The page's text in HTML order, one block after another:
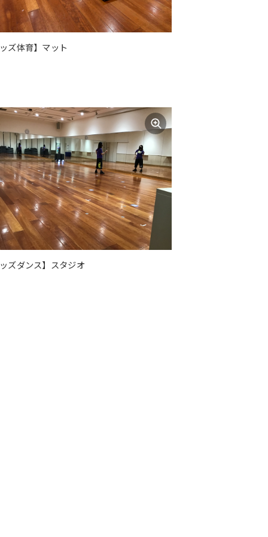
ズ体育】マット
ズダンス】スタジオ